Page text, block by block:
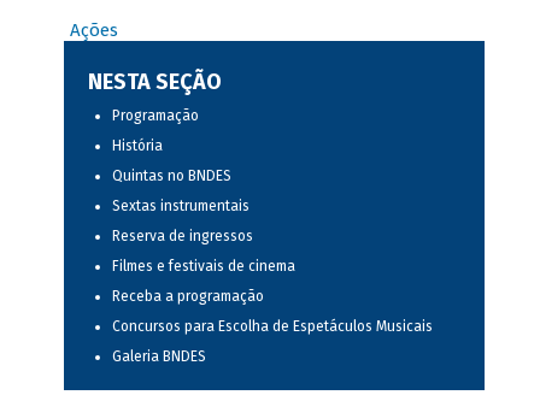
Ações
NESTA SEÇÃO
Programação
História
Quintas no BNDES
Sextas instrumentais
Reserva de ingressos
Filmes e festivais de cinema
Receba a programação
Concursos para Escolha de Espetáculos Musicais
Galeria BNDES